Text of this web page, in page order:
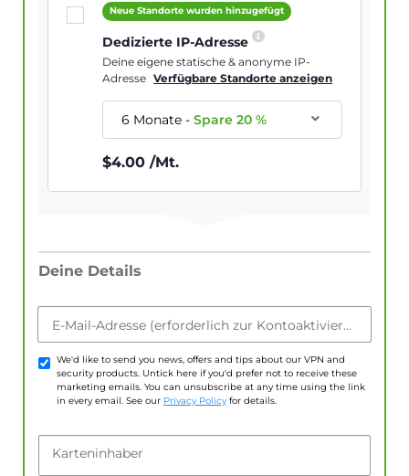
Neue Standorte wurden hinzugefügt
Dedizierte IP-Adresse
Deine eigene statische & anonyme IP-
Adresse Verfügbare Standorte anzeigen
6 Monate-Spare20 %
$4.00 /Mt.
Deine Details
E-Mail-Adresse (erforderlich zur Kontoaktivierung)
We'd like to send you news, offers and tips about our VPN and
security products. Untick here if you'd prefer not to receive these
marketing emails. You can unsubscribe at any time using the link
in every email. See our Privacy Policy for details.
Karteninhaber